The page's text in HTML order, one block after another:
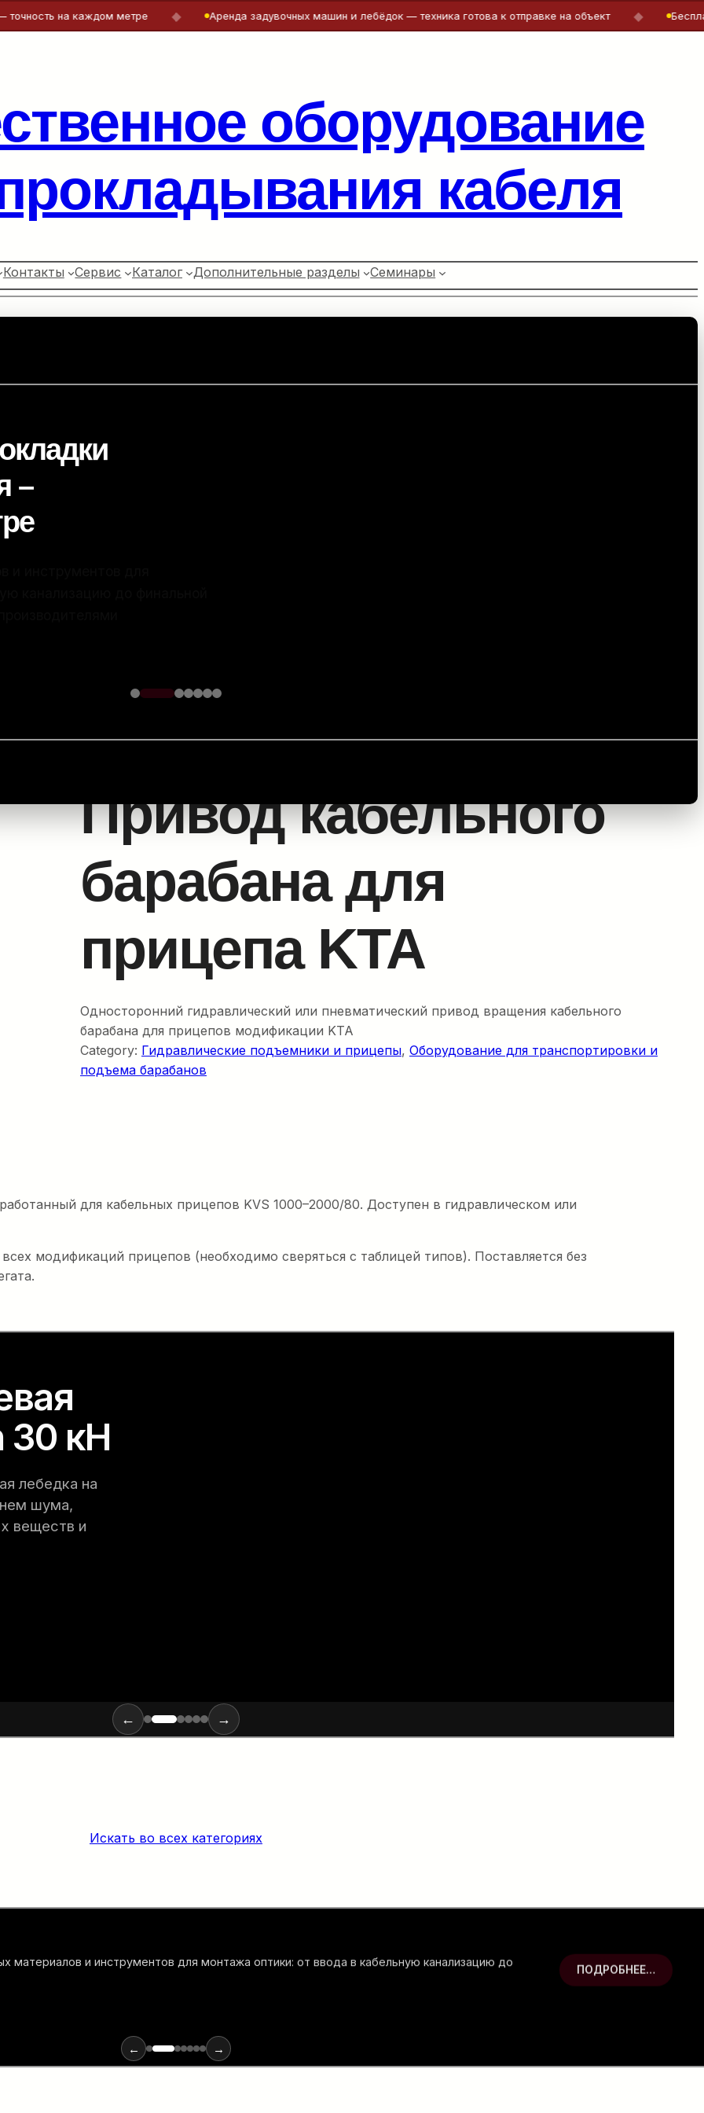
оборудование
кабеля
Контакты Сервис Каталог Дополнительные разделы Семинары
–
на каждом метре ◆ Аренда задувочных машин и лебёдок — техника готова к отправке на объект ◆ Бесплатная
Привод кабельного
барабана для
прицепа KTA
Односторонний гидравлический или пневматический привод вращения кабельного
барабана для прицепов модификации KTA
Category: Гидравлические подъемники и прицепы, Оборудование для транспортировки и
подъема барабанов
для кабельных прицепов KVS 1000–2000/80. Доступен в гидравлическом или
модификаций прицепов (необходимо сверяться с таблицей типов). Поставляется без
30 кН
лебедка на
шума,
веществ и
← →
Искать во всех категориях
материалов и инструментов для монтажа оптики: от ввода в кабельную канализацию до
ПОДРОБНЕЕ…
← →